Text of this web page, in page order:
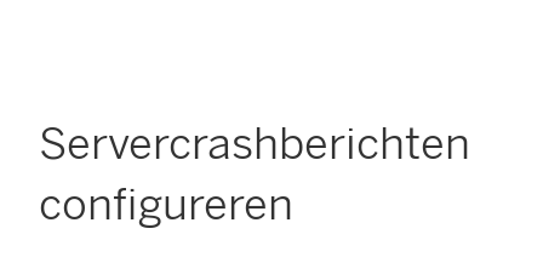
Servercrashberichten
configureren